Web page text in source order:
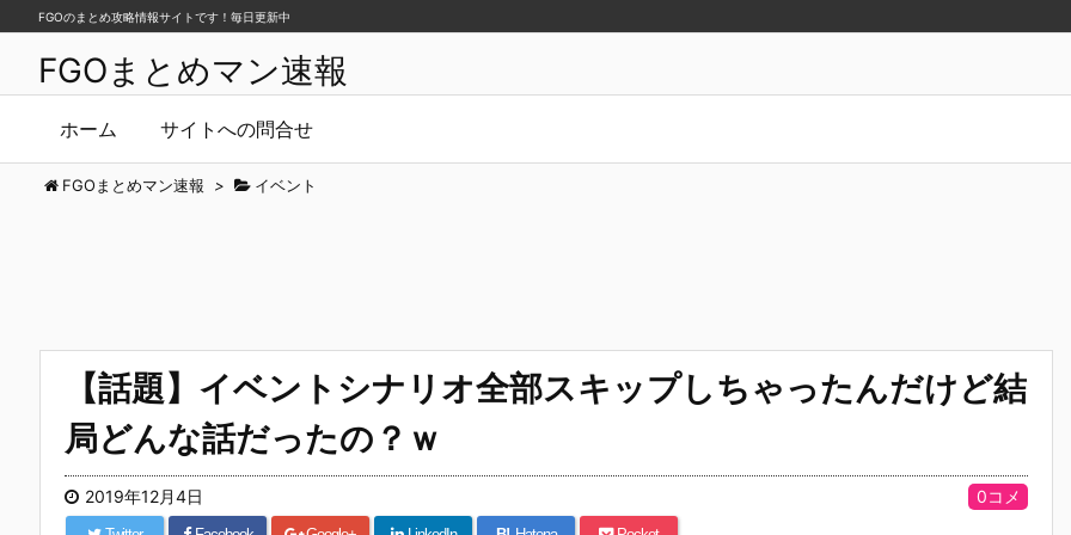
FGOまとめマン速報
ホーム サイトへの問合せ
FGOのまとめ攻略情報サイトです！毎日更新中
FGOまとめマン速報 > イベント
【話題】イベントシナリオ全部スキップしちゃったんだけど結
局どんな話だったの？ｗ
2019年12月4日 0コメ